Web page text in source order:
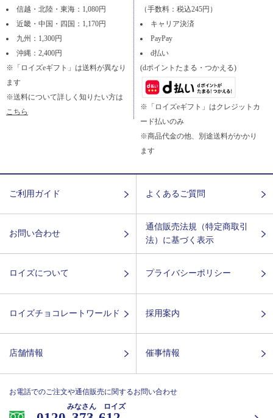
信越・北陸・東海：1,080円
近畿・中国・四国：1,170円
九州：1,300円
沖縄：2,400円
※「ロイズeギフト」は送料が異なり
ます
※送料について詳しく知りたい方は
こちら
（手数料：税込245円）
キャリア決済
PayPay
d払い
(dポイントたまる・つかえる)
※「ロイズeギフト」はクレジットカ
ード払いのみ
※商品代金の他、別途送料がかかり
ます
ご利用ガイド よくあるご質問
お問い合わせ
通信販売法規（特定商取引
法）に基づく表示
ロイズについて プライバシーポリシー
ロイズチョコレートワールド 採用案内
店舗情報 催事情報
お電話でのご注文や通信販売に関するお問い合わせ
みなさん ロイズ